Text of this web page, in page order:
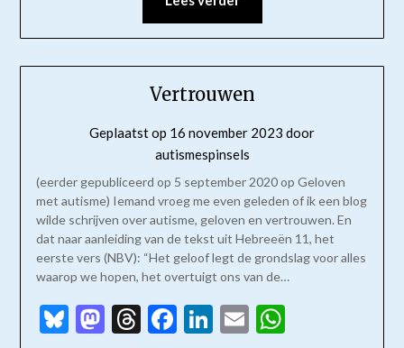
Vertrouwen
Geplaatst op 16 november 2023 door
autismespinsels
(eerder gepubliceerd op 5 september 2020 op Geloven
met autisme) Iemand vroeg me even geleden of ik een blog
wilde schrijven over autisme, geloven en vertrouwen. En
dat naar aanleiding van de tekst uit Hebreeën 11, het
eerste vers (NBV): “Het geloof legt de grondslag voor alles
waarop we hopen, het overtuigt ons van de…
Bluesky
Mastodon
Threads
Facebook
LinkedIn
Email